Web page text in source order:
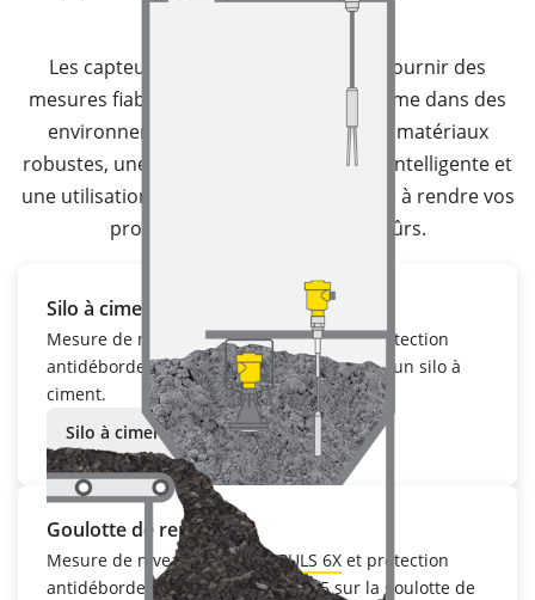
Les capteurs VEGA sont conçus pour fournir des
mesures fiables de manière durable, même dans des
environnements difficiles. Grâce à des matériaux
robustes, une technologie de diagnostic intelligente et
une utilisation intuitive, nous vous aidons à rendre vos
process durables, efficaces et sûrs.
Silo à ciment
Mesure de niveau avecVEGAPULS 6Xet protection
antidébordement avecVEGAWAVE 62dans un silo à
ciment.
Silo à ciment
Goulotte de reprise
Mesure de niveau avecVEGAPULS 6X et protection
antidébordement avecVEGACAP 65sur la goulotte de